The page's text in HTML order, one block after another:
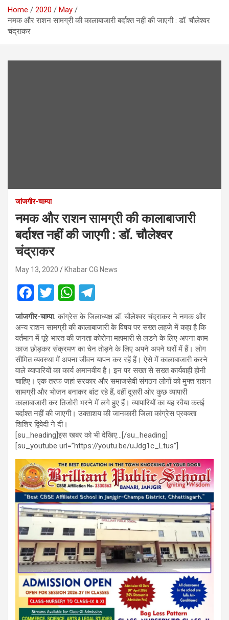
Home 2020
May
नमक और राशन सामग्री की कालाबाजारी बर्दाश्त नहीं की जाएगी : डॉ. चौलेश्वर
चंद्राकर
जांजगीर-चाम्पा
नमक और राशन सामग्री की कालाबाजारी
बर्दाश्त नहीं की जाएगी : डॉ. चौलेश्वर
चंद्राकर
May 13, 2020 Khabar CG News
F
a
ce
b
o
o
k
T
wi
tt
er
W
h
at
s
A
p
p
el
e
gr
a
m
जांजगीर-चाम्पा. कांग्रेस के जिलाध्यक्ष डॉ. चौलेश्वर चंद्राकर ने नमक और
अन्य राशन सामग्री की कालाबाजारी के विषय पर सख्त लहजे में कहा है कि
वर्तमान में पूरे भारत की जनता कोरोना महामारी से लडने के लिए अपना काम
काज छोड़कर संक्रमण का चेन तोड़ने के लिए अपने अपने घरों में हैं। लोग
सीमित व्यवस्था में अपना जीवन यापन कर रहें हैं। ऐसे में कालाबाजारी करने
वाले व्यापारियों का कार्य अमानवीय है। इन पर सख्त से सख्त कार्यवाही होनी
चाहिए। एक तरफ जहां सरकार और समाजसेवी संगठन लोगों को मुफ्त राशन
सामग्री और भोजन बनाकर बांट रहे हैं, वहीं दूसरी ओर कुछ व्यापारी
कालाबाजारी कर तिजोरी भरने में लगे हुए हैं। व्यापारियों का यह रवैया कतई
बर्दाश्त नहीं की जाएगी। उक्ताशय की जानकारी जिला कांग्रेस प्रवक्ता
शिशिर द्विवेदी ने दी।
[su_heading]इस खबर को भी देखिए…[/su_heading]
[su_youtube url=”https://youtu.be/uJdg1c_Ltus”]